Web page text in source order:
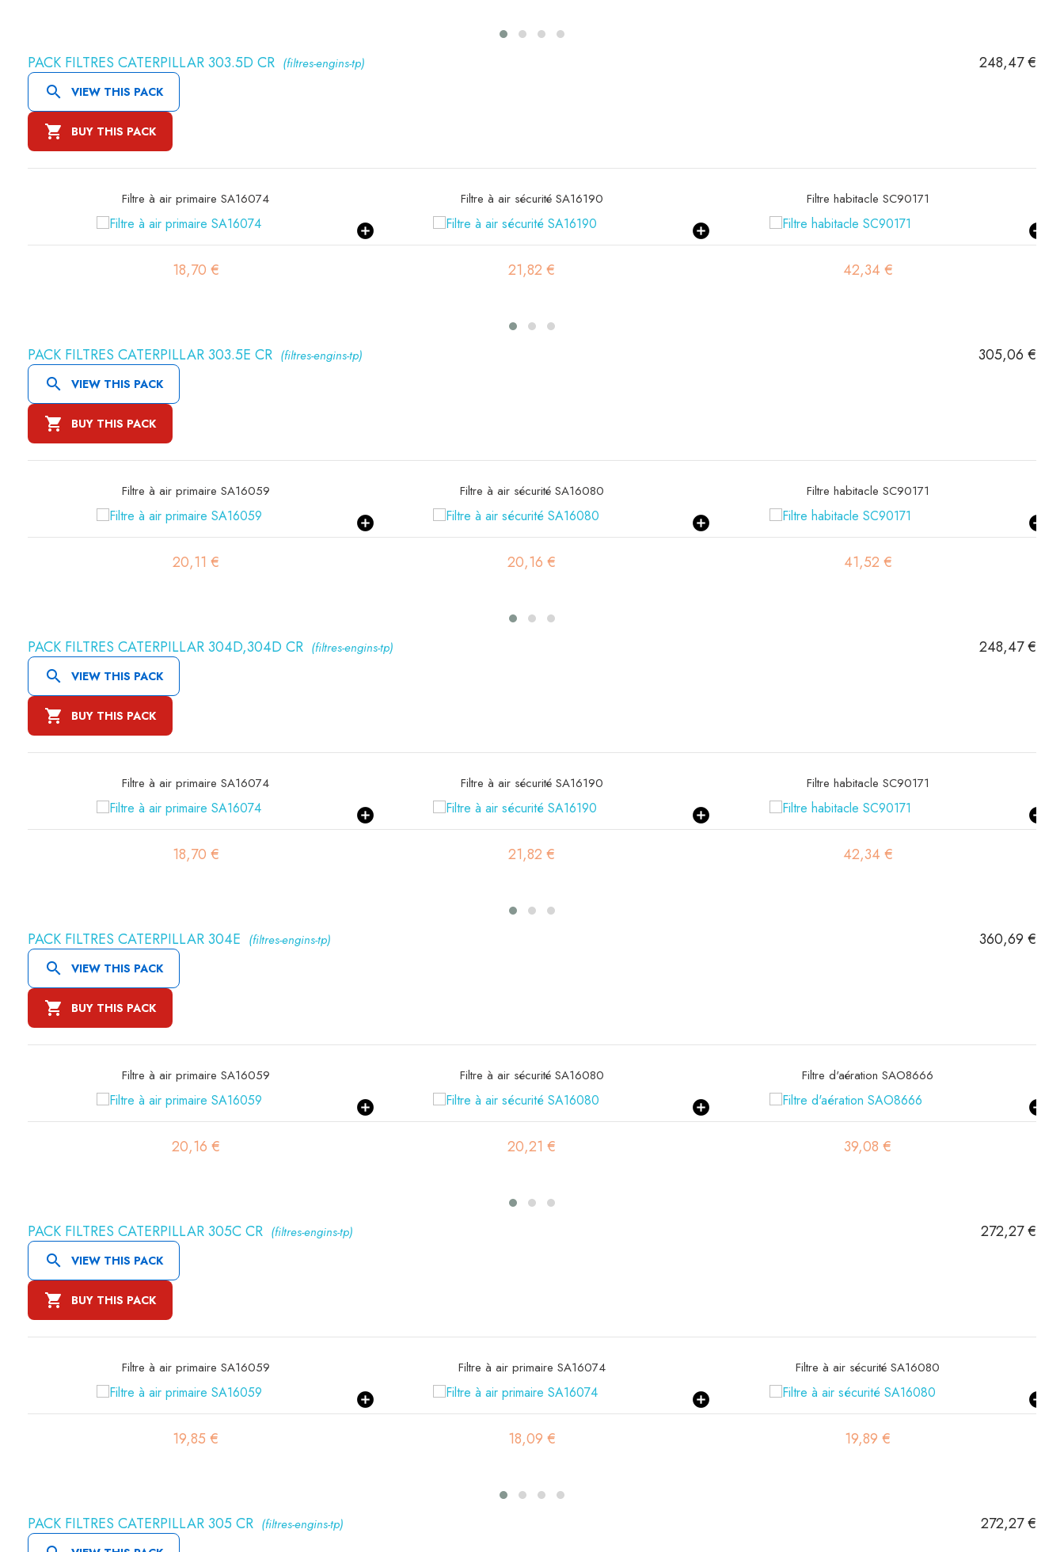
PACK FILTRES CATERPILLAR 303.5D CR (filtres-engins-tp)
 VIEW THIS PACK
 BUY THIS PACK
248,47 €
Filtre à air sécurité SA16190
21,82 €
Filtre habitacle SC90171
42,34 €
Filtre hydraulique SH60560
52,81 €
PACK FILTRES CATERPILLAR 303.5E CR (filtres-engins-tp)
 VIEW THIS PACK
 BUY THIS PACK
305,06 €
Filtre à air sécurité SA16080
20,16 €
Filtre habitacle SC90171
41,52 €
Filtre hydraulique SH60001
35,55 €
PACK FILTRES CATERPILLAR 304D,304D CR (filtres-engins-tp)
 VIEW THIS PACK
 BUY THIS PACK
248,47 €
Filtre à air sécurité SA16190
21,82 €
Filtre habitacle SC90171
42,34 €
Filtre hydraulique SH60560
52,81 €
PACK FILTRES CATERPILLAR 304E (filtres-engins-tp)
 VIEW THIS PACK
 BUY THIS PACK
360,69 €
Filtre à air sécurité SA16080
20,21 €
Filtre d'aération SAO8666
39,08 €
Filtre habitacle SC90171
41,62 €
PACK FILTRES CATERPILLAR 305C CR (filtres-engins-tp)
 VIEW THIS PACK
 BUY THIS PACK
272,27 €
Filtre à air primaire SA16074
18,09 €
Filtre à air sécurité SA16080
19,89 €
Filtre à air sécurité SA16190
21,11 €
PACK FILTRES CATERPILLAR 305 CR (filtres-engins-tp) 272,27 €